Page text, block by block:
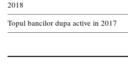
2018
Topul bancilor dupa active in 2017